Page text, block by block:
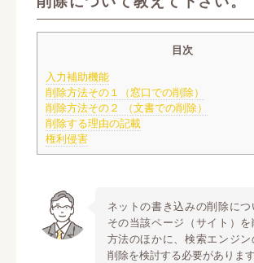
目次
入力補助機能
削除方法その１（窓口での削除）
削除方法その２ （文書での削除）
削除する理由の記載
権利侵害
ネットの書き込みの削除につ
その当該ページ（サイト）
方法のほかに、検索エンジ
削除を検討する必要があります